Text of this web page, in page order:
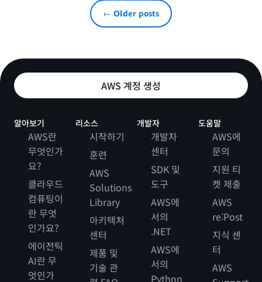
← Older posts
AWS 계정 생성
알아보기
AWS란
무엇인가
요?
클라우드
컴퓨팅이
란 무엇
인가요?
에이전틱
AI란 무
엇인가
리소스
시작하기
훈련
AWS
Solutions
Library
아키텍처
센터
제품 및
기술 관
개발자
개발자
센터
SDK 및
도구
AWS에
서의
.NET
AWS에
서의
Python
도움말
AWS에
문의
지원 티
켓 제출
AWS
re:Post
지식 센
터
AWS